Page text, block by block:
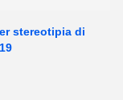
stereotipia di